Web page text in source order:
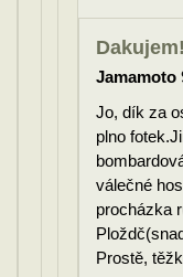
Dakujem!
Jamamoto
Jo, dík za
plno
válečné
procházka
Prostě,